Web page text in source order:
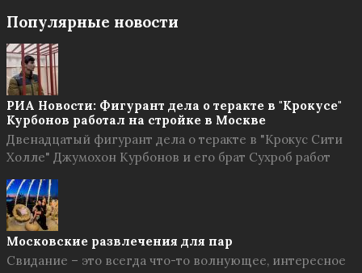
Популярные новости
РИА Новости: Фигурант дела о теракте в "Крокусе"
Курбонов работал на стройке в Москве
Двенадцатый фигурант дела о теракте в "Крокус Сити
Холле" Джумохон Курбонов и его брат Сухроб работ
Московские развлечения для пар
Свидание – это всегда что-то волнующее, интересное